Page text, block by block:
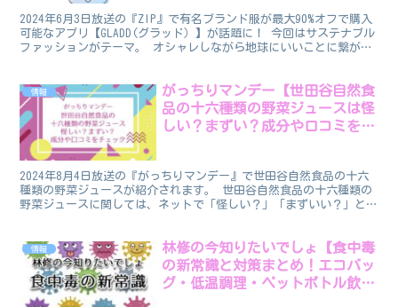
2024年6月3日放送の『ZIP』で有名ブランド服が最大90%オフで購入
可能なアプリ【GLADD(グラッド）】が話題に！ 今回はサステナブル
ファッションがテーマ。 オシャレしながら地球にいいことに繋がる
情報
がっちりマンデー【世田谷自然食
品の十六種類の野菜ジュースは怪
しい？まずい？成分や口コミをチ
2024年8月4日放送の『がっちりマンデー』で世田谷自然食品の十六
種類の野菜ジュースが紹介されます。 世田谷自然食品の十六種類の
野菜ジュースに関しては、ネットで「怪しい？」「まずいい？」とい
情報
林修の今知りたいでしょ【食中毒
の新常識と対策まとめ！エコバッ
グ・低温調理・ペットボトル飲料